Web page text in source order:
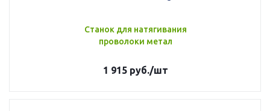
Станок для натягивания
проволоки метал
1 915руб./шт